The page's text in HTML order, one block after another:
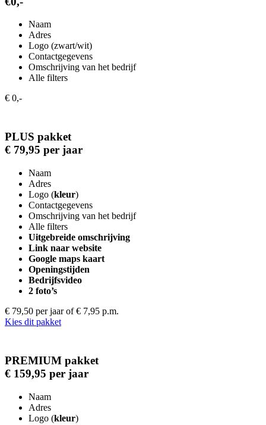
Naam
Adres
Logo (zwart/wit)
Contactgegevens
Omschrijving van het bedrijf
Alle filters
€ 0,-
PLUS pakket
€ 79,95 per jaar
Naam
Adres
Logo (kleur)
Contactgegevens
Omschrijving van het bedrijf
Alle filters
Uitgebreide omschrijving
Link naar website
Google maps kaart
Openingstijden
Bedrijfsvideo
2 foto’s
€ 79,50 per jaar of € 7,95 p.m.
Kies dit pakket
PREMIUM pakket
€ 159,95 per jaar
Naam
Adres
Logo (kleur)